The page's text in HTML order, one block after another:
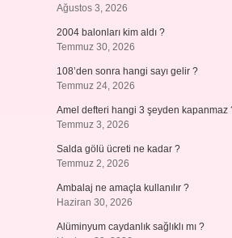
Ağustos 3, 2026
2004 balonları kim aldı ?
Temmuz 30, 2026
108’den sonra hangi sayı gelir ?
Temmuz 24, 2026
Amel defteri hangi 3 şeyden kapanmaz
Temmuz 3, 2026
Salda gölü ücreti ne kadar ?
Temmuz 2, 2026
Ambalaj ne amaçla kullanılır ?
Haziran 30, 2026
Alüminyum caydanlık sağlıklı mı ?